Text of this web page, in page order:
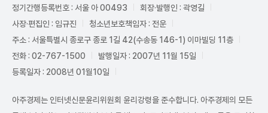
정기간행등록번호 : 서울 아 00493
회장·발행인 : 곽영길
사장·편집인 : 임규진
청소년보호책임자 : 전운
주소 : 서울특별시 종로구 종로 1길 42(수송동 146-1) 이마빌딩 11층
전화 : 02-767-1500
발행일자 : 2007년 11월 15일
등록일자 : 2008년 01월10일
아주경제는 인터넷신문윤리위원회 윤리강령을 준수합니다. 아주경제의 모든